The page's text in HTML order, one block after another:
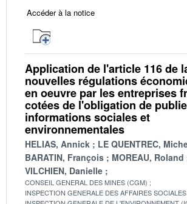
Accéder à la notice
Application de l'article 116 de
nouvelles régulations
en oeuvre par les entreprises
cotées de l'obligation de
informations sociales et
environnementales
HELIAS, Annick
LE QUENTREC,
BARATIN, François
MOREAU, Roland
VILCHIEN, Danielle
CONSEIL GENERAL DES MINES (CGM)
INSPECTION GENERALE DES AFFAIRES